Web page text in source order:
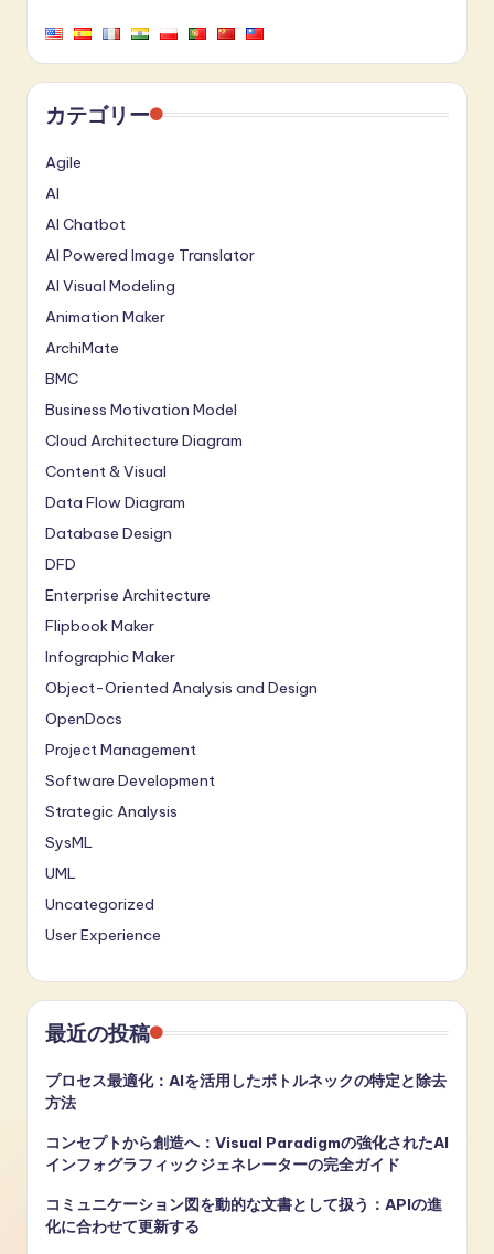
カテゴリー
Agile
AI
AI Chatbot
AI Powered Image Translator
AI Visual Modeling
Animation Maker
ArchiMate
BMC
Business Motivation Model
Cloud Architecture Diagram
Content & Visual
Data Flow Diagram
Database Design
DFD
Enterprise Architecture
Flipbook Maker
Infographic Maker
Object-Oriented Analysis and Design
OpenDocs
Project Management
Software Development
Strategic Analysis
SysML
UML
Uncategorized
User Experience
最近の投稿
プロセス最適化：AIを活用したボトルネックの特定と除去
方法
コンセプトから創造へ：Visual Paradigmの強化されたAI
インフォグラフィックジェネレーターの完全ガイド
コミュニケーション図を動的な文書として扱う：APIの進
化に合わせて更新する